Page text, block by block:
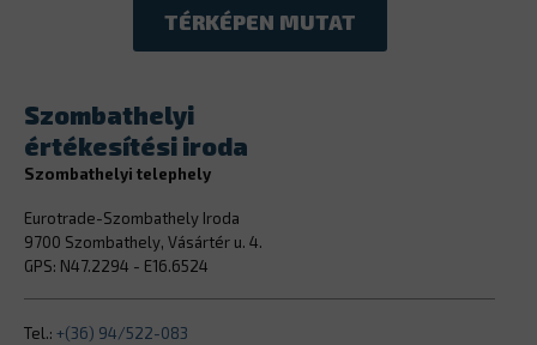
TÉRKÉPEN MUTAT
Szombathelyi
értékesítési iroda
Szombathelyi telephely
Eurotrade-Szombathely Iroda
9700 Szombathely, Vásártér u. 4.
GPS: N47.2294 - E16.6524
Tel.: +(36) 94/522-083